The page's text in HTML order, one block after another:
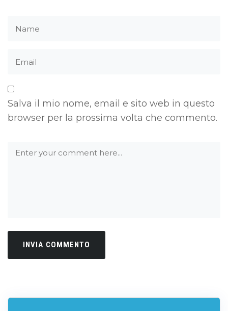
Salva il mio nome, email e sito web in questo
browser per la prossima volta che commento.